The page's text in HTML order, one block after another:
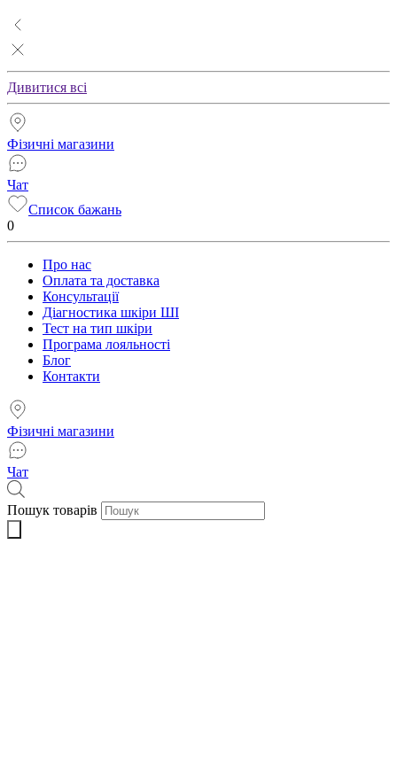
Дивитися всі
Фізичні магазини
Чат
Список бажань
0
Про нас
Оплата та доставка
Консультації
Діагностика шкіри ШІ
Тест на тип шкіри
Програма лояльності
Блог
Контакти
Фізичні магазини
Чат
Пошук товарів